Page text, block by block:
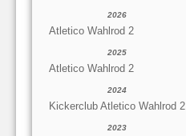
2026
Atletico Wahlrod 2
2025
Atletico Wahlrod 2
2024
Kickerclub Atletico Wahlrod 2
2023